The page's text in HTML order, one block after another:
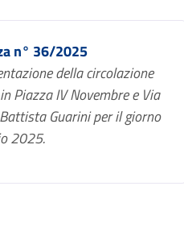
n° 36/2025
della circolazione
Piazza IV Novembre e Via
Guarini per il giorno
2025.